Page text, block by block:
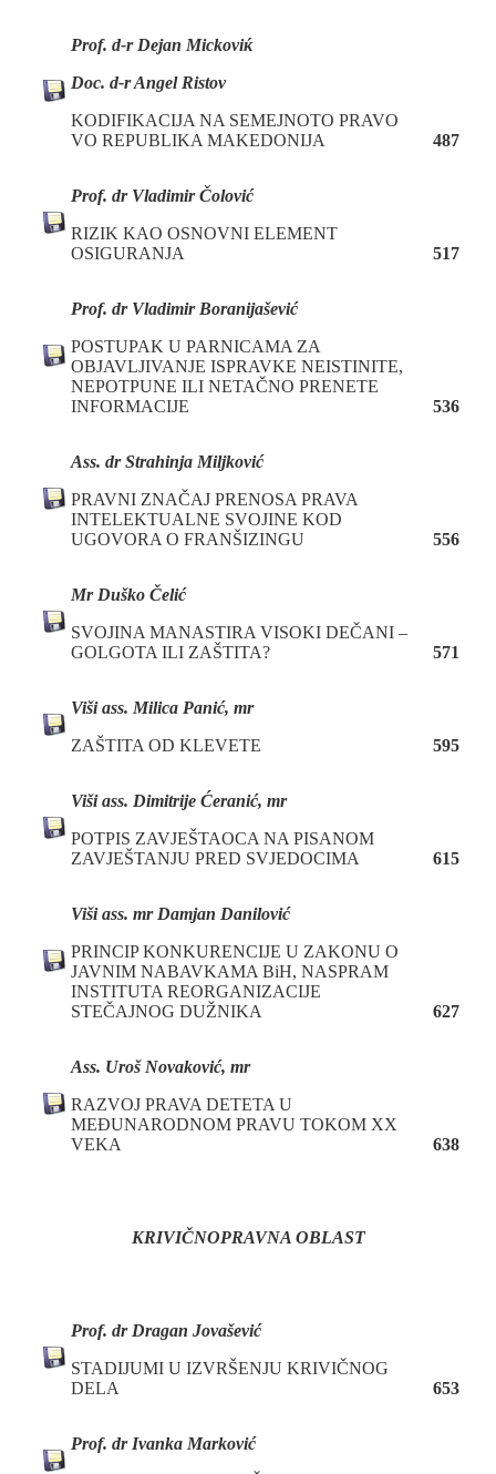
Prof. d-r Dejan Mickoviќ
Doc. d-r Angel Ristov
KODIFIKACIJA NA SEMEJNOTO PRAVO
VO REPUBLIKA MAKEDONIJA
487
Prof. dr Vladimir Čolović
RIZIK KAO OSNOVNI ELEMENT
OSIGURANJA
517
Prof. dr Vladimir Boranijašević
POSTUPAK U PARNICAMA ZA
OBJAVLJIVANJE ISPRAVKE NEISTINITE,
NEPOTPUNE ILI NETAČNO PRENETE
INFORMACIJE
536
Ass. dr Strahinja Miljković
PRAVNI ZNAČAJ PRENOSA PRAVA
INTELEKTUALNE SVOJINE KOD
UGOVORA O FRANŠIZINGU
556
Mr Duško Čelić
SVOJINA MANASTIRA VISOKI DEČANI –
GOLGOTA ILI ZAŠTITA?
571
Viši ass. Milica Panić, mr
ZAŠTITA OD KLEVETE
595
Viši ass. Dimitrije Ćeranić, mr
POTPIS ZAVJEŠTAOCA NA PISANOM
ZAVJEŠTANJU PRED SVJEDOCIMA
615
Viši ass. mr Damjan Danilović
PRINCIP KONKURENCIJE U ZAKONU O
JAVNIM NABAVKAMA BiH, NASPRAM
INSTITUTA REORGANIZACIJE
STEČAJNOG DUŽNIKA
627
Ass. Uroš Novaković, mr
RAZVOJ PRAVA DETETA U
MEĐUNARODNOM PRAVU TOKOM XX
VEKA
638
KRIVIČNOPRAVNA OBLAST
Prof. dr Dragan Jovašević
STADIJUMI U IZVRŠENJU KRIVIČNOG
DELA
653
Prof. dr Ivanka Marković